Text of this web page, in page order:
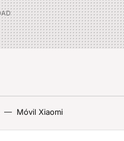
Móvil Xiaomi